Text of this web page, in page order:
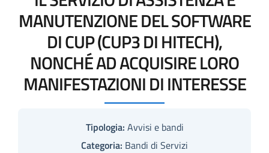
MANUTENZIONE DEL SOFTWARE
DI CUP (CUP3 DI HITECH),
NONCHÉ AD ACQUISIRE LORO
MANIFESTAZIONI DI INTERESSE
Tipologia: Avvisi e bandi
Categoria: Bandi di Servizi